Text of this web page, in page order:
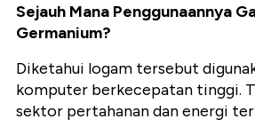
Sejauh Mana Penggunaannya
Germanium?
Diketahui logam tersebut
komputer berkecepatan tinggi.
sektor pertahanan dan energi